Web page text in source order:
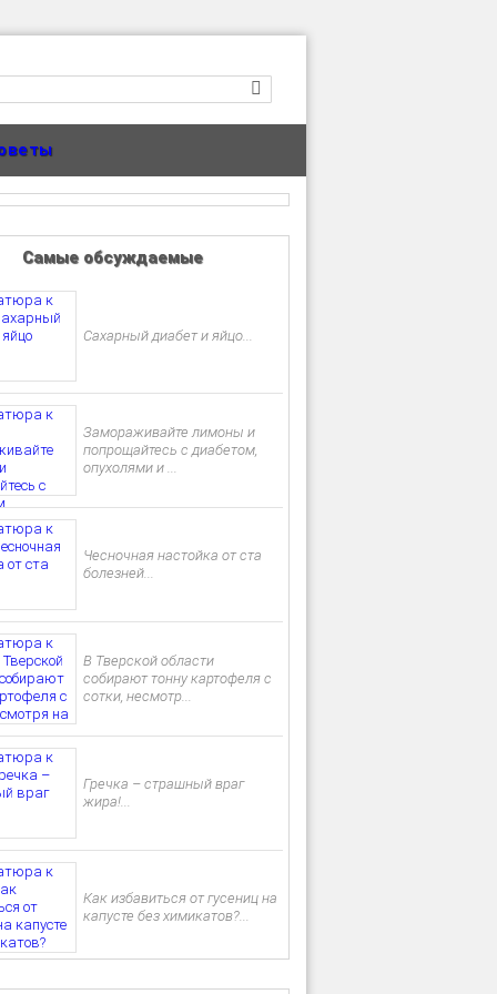
Самые обсуждаемые
Сахарный диабет и яйцо...
Замораживайте лимоны и
попрощайтесь с диабетом,
опухолями и ...
Чесночная настойка от ста
болезней...
В Тверской области
собирают тонну картофеля с
сотки, несмотр...
Гречка – страшный враг
жира!...
Как избавиться от гусениц на
капусте без химикатов?...